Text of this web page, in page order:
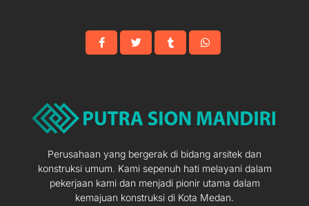
Perusahaan yang bergerak di bidang arsitek dan
konstruksi umum. Kami sepenuh hati melayani dalam
pekerjaan kami dan menjadi pionir utama dalam
kemajuan konstruksi di Kota Medan.